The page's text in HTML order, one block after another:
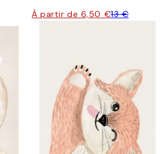
À partir de 6,50 €13 €